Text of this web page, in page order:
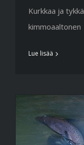
Kurkkaa ja
kimmoaaltonen
Lue lisää